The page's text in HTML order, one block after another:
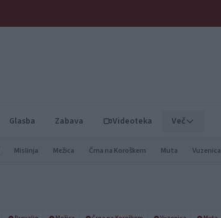
Glasba Zabava Videoteka Več
Mislinja Mežica Črna na Koroškem Muta Vuzenica